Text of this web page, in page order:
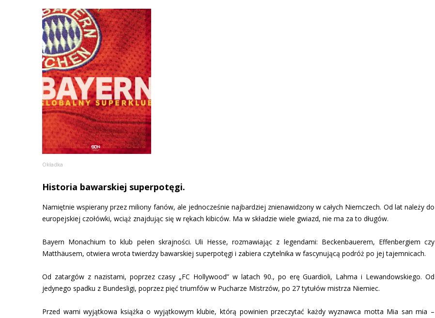
Okładka
Historia bawarskiej superpotęgi.
Namiętnie wspierany przez miliony fanów, ale jednocześnie najbardziej znienawidzony w całych Niemczech. Od lat należy do
europejskiej czołówki, wciąż znajdując się w rękach kibiców. Ma w składzie wiele gwiazd, nie ma za to długów.
Bayern Monachium to klub pełen skrajności. Uli Hesse, rozmawiając z legendami: Beckenbauerem, Effenbergiem czy
Matthäusem, otwiera wrota twierdzy bawarskiej superpotęgi i zabiera czytelnika w fascynującą podróż po jej tajemnicach.
Od zatargów z nazistami, poprzez czasy „FC Hollywood” w latach 90., po erę Guardioli, Lahma i Lewandowskiego. Od
jedynego spadku z Bundesligi, poprzez pięć triumfów w Pucharze Mistrzów, po 27 tytułów mistrza Niemiec.
Przed wami wyjątkowa książka o wyjątkowym klubie, którą powinien przeczytać każdy wyznawca motta Mia san mia –